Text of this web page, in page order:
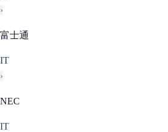
›
富士通
IT
›
NEC
IT